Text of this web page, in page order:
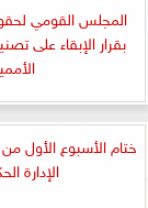
المجلس القومي
بقرار الإبقاء على
ختام الأسبوع الأول
الإدارة